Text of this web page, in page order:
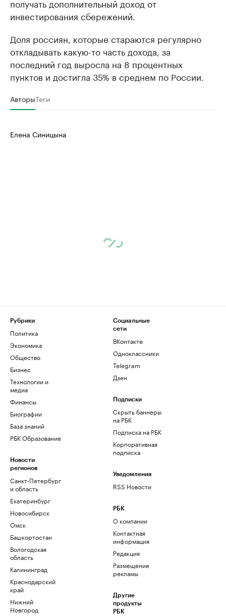
получать дополнительный доход от
инвестирования сбережений.
Доля россиян, которые стараются регулярно
откладывать какую-то часть дохода, за
последний год выросла на 8 процентных
пунктов и достигла 35% в среднем по России.
АвторыТеги
Елена Синицына
Рубрики
Политика
Экономика
Общество
Бизнес
Технологии и
медиа
Финансы
Биографии
База знаний
РБК Образование
Новости
регионов
Санкт-Петербург
и область
Екатеринбург
Новосибирск
Омск
Башкортостан
Вологодская
область
Калининград
Краснодарский
край
Нижний
Новгород
Социальные
сети
ВКонтакте
Одноклассники
Telegram
Дзен
Подписки
Скрыть баннеры
на РБК
Подписка на РБК
Корпоративная
подписка
Уведомления
RSS Новости
РБК
О компании
Контактная
информация
Редакция
Размещение
рекламы
Другие
продукты
РБК